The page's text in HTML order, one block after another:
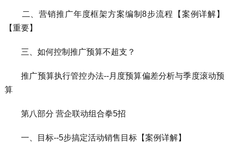
二、营销推广年度框架方案编制8步流程【案例详解】
【重要】
三、如何控制推广预算不超支？
推广预算执行管控办法--月度预算偏差分析与季度滚动预
算
第八部分 营企联动组合拳5招
一、目标--5步搞定活动销售目标【案例详解】